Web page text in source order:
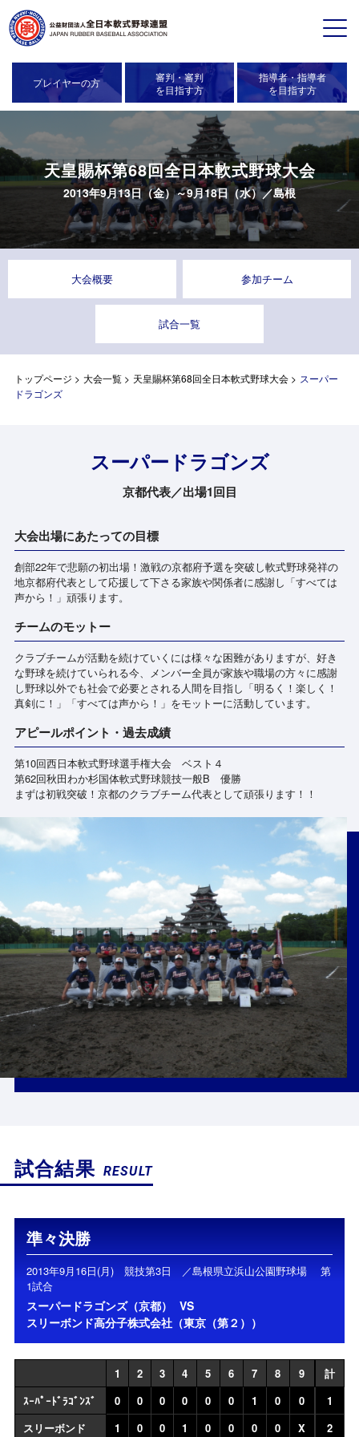
プレイヤーの方
審判・審判
を目指す方
指導者・指導者
を目指す方
天皇賜杯第68回全日本軟式野球大会
2013年9月13日（金）～9月18日（水）／島根
大会概要 参加チーム
試合一覧
トップページ > 大会一覧> 天皇賜杯第68回全日本軟式野球大会> スーパー
ドラゴンズ
スーパードラゴンズ
京都代表／出場1回目
大会出場にあたっての目標
創部22年で悲願の初出場！激戦の京都府予選を突破し軟式野球発祥の
地京都府代表として応援して下さる家族や関係者に感謝し「すべては
声から！」頑張ります。
チームのモットー
クラブチームが活動を続けていくには様々な困難がありますが、好き
な野球を続けていられる今、メンバー全員が家族や職場の方々に感謝
し野球以外でも社会で必要とされる人間を目指し「明るく！楽しく！
真剣に！」「すべては声から！」をモットーに活動しています。
アピールポイント・過去成績
第10回西日本軟式野球選手権大会 ベスト４
第62回秋田わか杉国体軟式野球競技一般B 優勝
まずは初戦突破！京都のクラブチーム代表として頑張ります！！
試合結果 RESULT
準々決勝
2013年9月16日(月) 競技第3日 ／島根県立浜山公園野球場 第
1試合
スーパードラゴンズ（京都）
VS
スリーボンド高分子株式会社（東京（第２））
1 2 3 4 5 6 7 8 9
計
ｽｰﾊﾟｰﾄﾞﾗｺﾞﾝｽﾞ
0 0 0 0 0 0 1 0 0
1
スリーボンド
1 0 0 1 0 0 0 0 X 2